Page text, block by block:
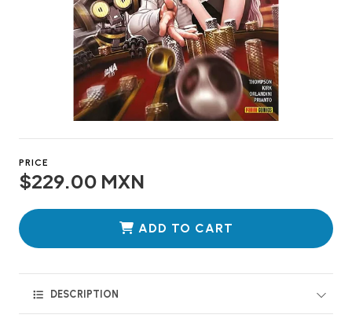
PRICE
$229.00 MXN
ADD TO CART
DESCRIPTION